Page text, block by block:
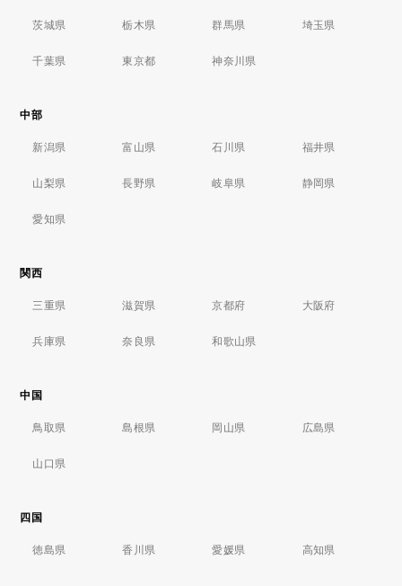
茨城県 栃木県 群馬県 埼玉県
千葉県 東京都 神奈川県
中部
新潟県 富山県 石川県 福井県
山梨県 長野県 岐阜県 静岡県
愛知県
関西
三重県 滋賀県 京都府 大阪府
兵庫県 奈良県 和歌山県
中国
鳥取県 島根県 岡山県 広島県
山口県
四国
徳島県 香川県 愛媛県 高知県